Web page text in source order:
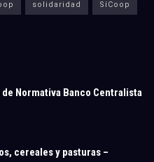
solidaridad SíCoop
Normativa Banco Centralista
cereales y pasturas –